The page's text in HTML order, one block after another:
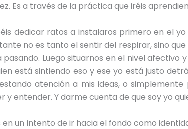
Es a través de la práctica que iréis
dedicar ratos a instalaros primero en el
no es tanto el sentir del respirar, sino
pasando. Luego situarnos en el nivel
está sintiendo eso y ese yo está justo
atención a mis ideas, o
y entender. Y darme cuenta de que soy yo
en un intento de ir hacia el fondo como